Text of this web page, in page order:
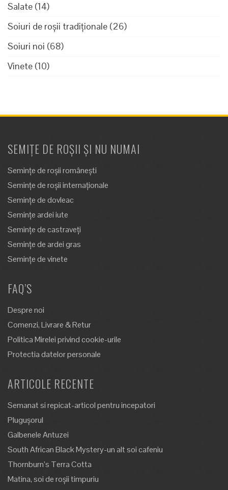
Salate (14)
Soiuri de roșii tradiționale (26)
Soiuri noi (68)
Vinete (10)
SEMIȚE DE ROȘII ȘI NU NUMAI
Semințe de roșii românești
Semințe de roșii internaționale
Semințe de dovleac
Semințe ardei iute
Semințe de castraveți
Semințe de ardei gras
Semințe de vinete
FAQ’S
Despre noi
Comenzi, Livrare & Retur
Politica Mirelei privind cookie-urile
Protectia datelor personale
ARTICOLE RECENTE
Semanat si repicat-articol pentru incepatori
Plugușorul
Galbenele Antuzei
South African Black Mystery-un alt soi cafeniu
Thornburn’s Terra Cotta
Matina, soi de roșii timpuriu